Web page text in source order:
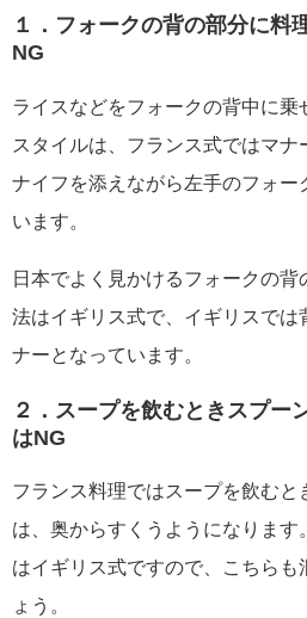
１．フォークの背の部分に料
NG
ライスなどをフォークの背中に乗
スタイルは、フランス式ではマナ
ナイフを添えながら左手のフォー
います。
日本でよく見かけるフォークの
法はイギリス式で、イギリスでは
ナーとなっています。
２．スープを飲むときスプー
はNG
フランス料理ではスープを飲むと
は、奥からすくうようになりま
はイギリス式ですので、こちらも
ょう。